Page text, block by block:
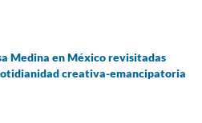
Medina en México revisitadas
creativa-emancipatoria